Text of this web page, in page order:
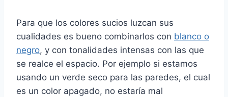
Para que los colores sucios luzcan sus
cualidades es bueno combinarlos con blanco o
negro, y con tonalidades intensas con las que
se realce el espacio. Por ejemplo si estamos
usando un verde seco para las paredes, el cual
es un color apagado, no estaría mal